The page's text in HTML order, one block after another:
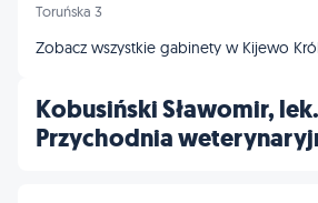
Kobusiński Sławomir,
Przychodnia
Toruńska 3
Zobacz wszystkie gabinety w Kijewo